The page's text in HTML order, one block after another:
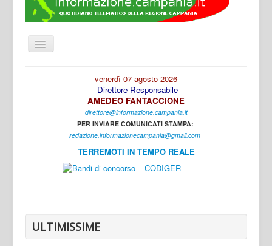
Cambia
navigazione
Caserta
venerdì 07 agosto 2026
Direttore Responsabile
AMEDEO FANTACCIONE
direttore@informazione.campania.it
PER INVIARE COMUNICATI STAMPA:
redazione.informazionecampania@gmail.com
TERREMOTI IN TEMPO REALE
ULTIMISSIME